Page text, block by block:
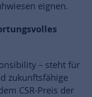
eignen.
– steht für
zukunftsfähige
CSR-Preis der